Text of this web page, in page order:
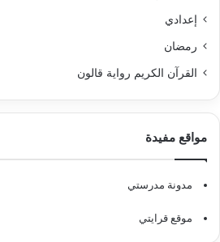
إعدادي
رمضان
القرآن الكريم رواية قالون
مواقع مفيدة
مدونة مدرستي
موقع قرايتي